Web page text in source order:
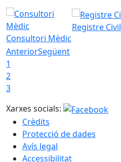
Consultori Mèdic
Registre Civil
AnteriorSegüent
1
2
3
Xarxes socials:
Crèdits
Protecció de dades
Avís legal
Accessibilitat